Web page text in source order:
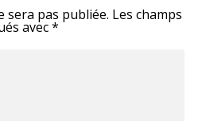
sera pas publiée. Les champs
avec*